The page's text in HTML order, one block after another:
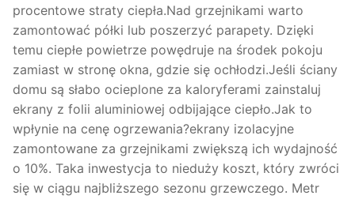
procentowe straty ciepła.Nad grzejnikami warto
zamontować półki lub poszerzyć parapety. Dzięki
temu ciepłe powietrze powędruje na środek pokoju
zamiast w stronę okna, gdzie się ochłodzi.Jeśli ściany
domu są słabo ocieplone za kaloryferami zainstaluj
ekrany z folii aluminiowej odbijające ciepło.Jak to
wpłynie na cenę ogrzewania?ekrany izolacyjne
zamontowane za grzejnikami zwiększą ich wydajność
o 10%. Taka inwestycja to nieduży koszt, który zwróci
się w ciągu najbliższego sezonu grzewczego. Metr